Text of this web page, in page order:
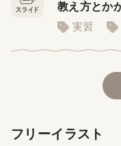
教え方とか
実習
フリーイラスト